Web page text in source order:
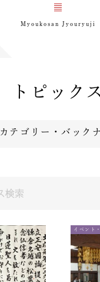
Myoukosan Jyouryuji
トピック
イベント
カテゴリー・バック